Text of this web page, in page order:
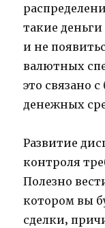
такие
и не
валютных
это связано
денежных
Развитие
контроля
Полезно
котором вы
сделки‚